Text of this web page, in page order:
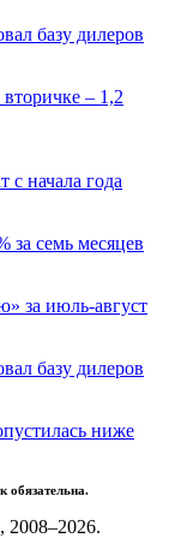
базу дилеров
– 1,2
с начала года
семь месяцев
за июль-август
базу дилеров
ниже
обязательна.